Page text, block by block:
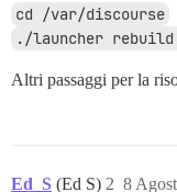
cd /var/discourse
./launcher rebuild
Altri passaggi per la
Ed_S (Ed S) 8
2